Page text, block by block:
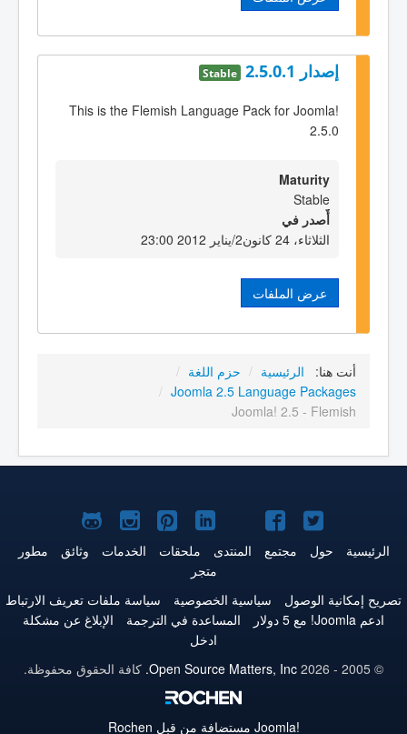
إصدار 2.5.0.1 Stable
This is the Flemish Language Pack for Joomla!
2.5.0
Maturity
Stable
أٌصدر في
الثلاثاء، 24 كانون2/يناير 2012 23:00
عرض الملفات
أنت هنا: الرئيسية / حزم اللغة /
Joomla 2.5 Language Packages
/
Joomla! 2.5 - Flemish
على
Joomla!
على
بوك
Joomla!
على
يوتيوب
Joomla!
على
LinkedIn
Joomla!
علىعلى علىGitHub
الرئيسية حول مجتمع المنتدى ملحقات الخدمات وثائق
مطور
متجر
تصريح إمكانية الوصول
سياسية الخصوصية
سياسة ملفات تعريف الارتباط
ادعم Joomla! مع 5 دولار
المساعدة في الترجمة
الإبلاغ عن مشكلة
ادخل
© 2005 - 2026
Open Source Matters, Inc. كافة الحقوق محفوظة.
Joomla! مستضافة من قبل Rochen